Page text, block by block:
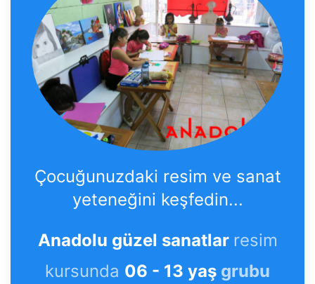
Çocuğunuzdaki resim ve sanat
yeteneğini keşfedin...
Anadolu güzel sanatlar resim
kursunda 06 - 13 yaş grubu